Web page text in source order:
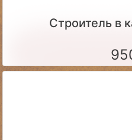
Строитель в